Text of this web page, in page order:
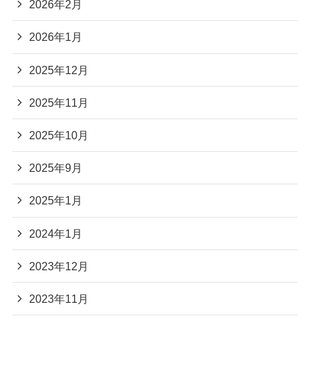
2026年2月
2026年1月
2025年12月
2025年11月
2025年10月
2025年9月
2025年1月
2024年1月
2023年12月
2023年11月